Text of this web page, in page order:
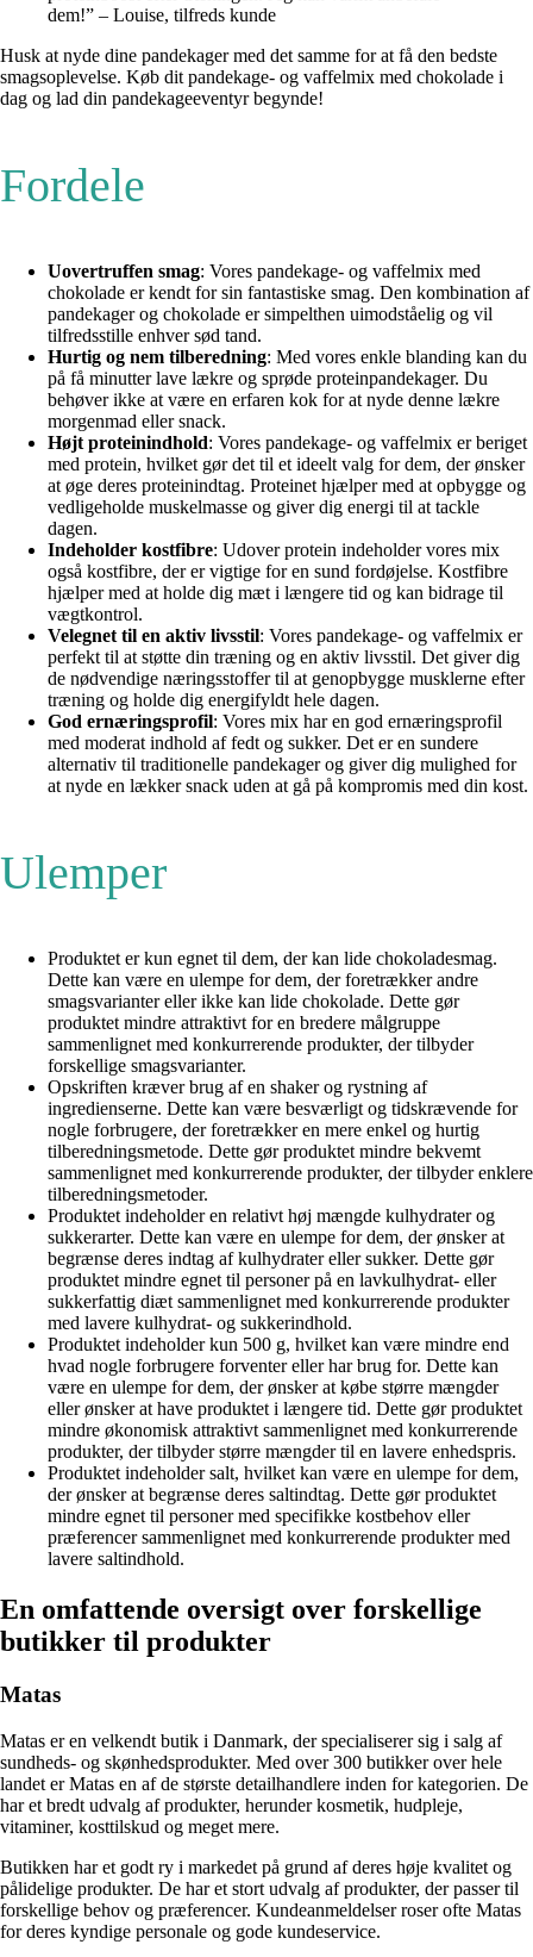
dem!” – Louise, tilfreds kunde
Husk at nyde dine pandekager med det samme for at få den bedste
smagsoplevelse. Køb dit pandekage- og vaffelmix med chokolade i
dag og lad din pandekageeventyr begynde!
Fordele
Uovertruffen smag: Vores pandekage- og vaffelmix med
chokolade er kendt for sin fantastiske smag. Den kombination af
pandekager og chokolade er simpelthen uimodståelig og vil
tilfredsstille enhver sød tand.
Hurtig og nem tilberedning: Med vores enkle blanding kan du
på få minutter lave lækre og sprøde proteinpandekager. Du
behøver ikke at være en erfaren kok for at nyde denne lækre
morgenmad eller snack.
Højt proteinindhold: Vores pandekage- og vaffelmix er beriget
med protein, hvilket gør det til et ideelt valg for dem, der ønsker
at øge deres proteinindtag. Proteinet hjælper med at opbygge og
vedligeholde muskelmasse og giver dig energi til at tackle
dagen.
Indeholder kostfibre: Udover protein indeholder vores mix
også kostfibre, der er vigtige for en sund fordøjelse. Kostfibre
hjælper med at holde dig mæt i længere tid og kan bidrage til
vægtkontrol.
Velegnet til en aktiv livsstil: Vores pandekage- og vaffelmix er
perfekt til at støtte din træning og en aktiv livsstil. Det giver dig
de nødvendige næringsstoffer til at genopbygge musklerne efter
træning og holde dig energifyldt hele dagen.
God ernæringsprofil: Vores mix har en god ernæringsprofil
med moderat indhold af fedt og sukker. Det er en sundere
alternativ til traditionelle pandekager og giver dig mulighed for
at nyde en lækker snack uden at gå på kompromis med din kost.
Ulemper
Produktet er kun egnet til dem, der kan lide chokoladesmag.
Dette kan være en ulempe for dem, der foretrækker andre
smagsvarianter eller ikke kan lide chokolade. Dette gør
produktet mindre attraktivt for en bredere målgruppe
sammenlignet med konkurrerende produkter, der tilbyder
forskellige smagsvarianter.
Opskriften kræver brug af en shaker og rystning af
ingredienserne. Dette kan være besværligt og tidskrævende for
nogle forbrugere, der foretrækker en mere enkel og hurtig
tilberedningsmetode. Dette gør produktet mindre bekvemt
sammenlignet med konkurrerende produkter, der tilbyder enklere
tilberedningsmetoder.
Produktet indeholder en relativt høj mængde kulhydrater og
sukkerarter. Dette kan være en ulempe for dem, der ønsker at
begrænse deres indtag af kulhydrater eller sukker. Dette gør
produktet mindre egnet til personer på en lavkulhydrat- eller
sukkerfattig diæt sammenlignet med konkurrerende produkter
med lavere kulhydrat- og sukkerindhold.
Produktet indeholder kun 500 g, hvilket kan være mindre end
hvad nogle forbrugere forventer eller har brug for. Dette kan
være en ulempe for dem, der ønsker at købe større mængder
eller ønsker at have produktet i længere tid. Dette gør produktet
mindre økonomisk attraktivt sammenlignet med konkurrerende
produkter, der tilbyder større mængder til en lavere enhedspris.
Produktet indeholder salt, hvilket kan være en ulempe for dem,
der ønsker at begrænse deres saltindtag. Dette gør produktet
mindre egnet til personer med specifikke kostbehov eller
præferencer sammenlignet med konkurrerende produkter med
lavere saltindhold.
En omfattende oversigt over forskellige
butikker til produkter
Matas
Matas er en velkendt butik i Danmark, der specialiserer sig i salg af
sundheds- og skønhedsprodukter. Med over 300 butikker over hele
landet er Matas en af de største detailhandlere inden for kategorien. De
har et bredt udvalg af produkter, herunder kosmetik, hudpleje,
vitaminer, kosttilskud og meget mere.
Butikken har et godt ry i markedet på grund af deres høje kvalitet og
pålidelige produkter. De har et stort udvalg af produkter, der passer til
forskellige behov og præferencer. Kundeanmeldelser roser ofte Matas
for deres kyndige personale og gode kundeservice.